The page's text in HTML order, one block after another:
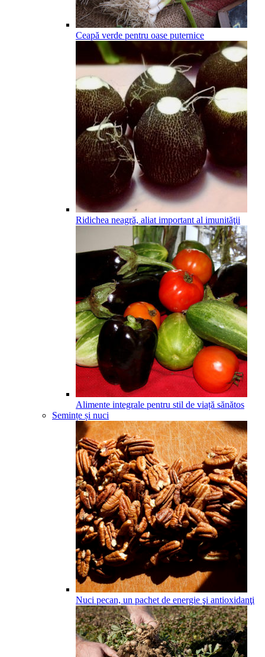
Ceapă verde pentru oase puternice
Ridichea neagră, aliat important al imunităţii
Alimente integrale pentru stil de viață sănătos
Semințe și nuci
Nuci pecan, un pachet de energie şi antioxidanţi